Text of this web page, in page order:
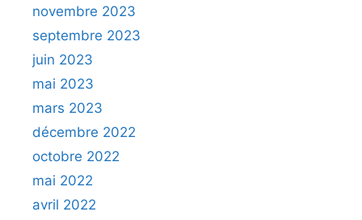
novembre 2023
septembre 2023
juin 2023
mai 2023
mars 2023
décembre 2022
octobre 2022
mai 2022
avril 2022